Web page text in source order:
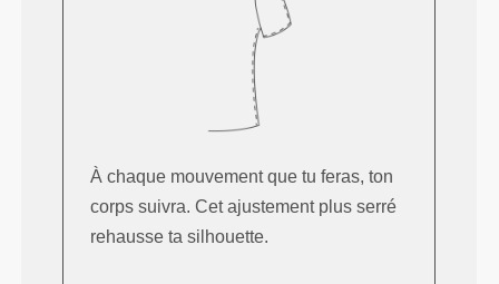
À chaque mouvement que tu feras, ton
corps suivra. Cet ajustement plus serré
rehausse ta silhouette.